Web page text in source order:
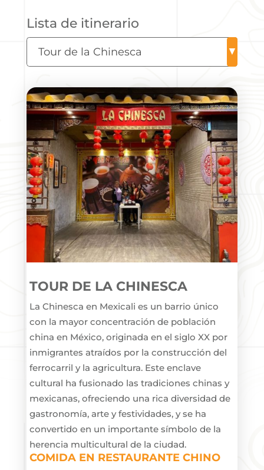
TOUR DE LA CHINESCA
La Chinesca en Mexicali es un barrio único
con la mayor concentración de población
china en México, originada en el siglo XX por
inmigrantes atraídos por la construcción del
ferrocarril y la agricultura. Este enclave
cultural ha fusionado las tradiciones chinas y
mexicanas, ofreciendo una rica diversidad de
gastronomía, arte y festividades, y se ha
convertido en un importante símbolo de la
herencia multicultural de la ciudad.
COMIDA EN RESTAURANTE CHINO